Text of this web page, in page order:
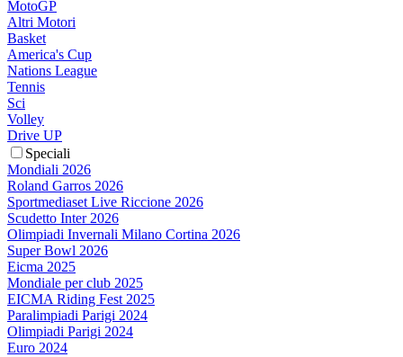
MotoGP
Altri Motori
Basket
America's Cup
Nations League
Tennis
Sci
Volley
Drive UP
Speciali
Mondiali 2026
Roland Garros 2026
Sportmediaset Live Riccione 2026
Scudetto Inter 2026
Olimpiadi Invernali Milano Cortina 2026
Super Bowl 2026
Eicma 2025
Mondiale per club 2025
EICMA Riding Fest 2025
Paralimpiadi Parigi 2024
Olimpiadi Parigi 2024
Euro 2024